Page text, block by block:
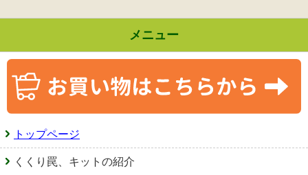
メニュー
トップページ
くくり罠、キットの紹介